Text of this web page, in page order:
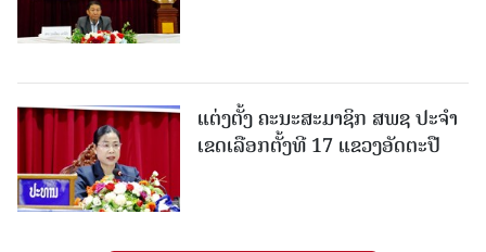
ແຕ່ງຕັ້ງ ຄະນະສະມາຊິກ ສພຊ ປະຈຳ
ເຂດເລືອກຕັ້ງທີ 17 ແຂວງອັດຕະປື